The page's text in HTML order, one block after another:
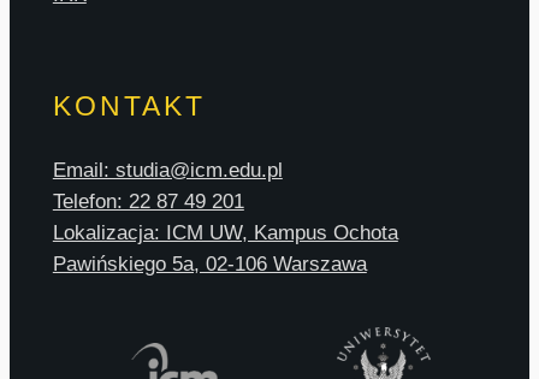
KONTAKT
Email: studia@icm.edu.pl
Telefon: 22 87 49 201
Lokalizacja: ICM UW, Kampus Ochota
Pawińskiego 5a, 02-106 Warszawa